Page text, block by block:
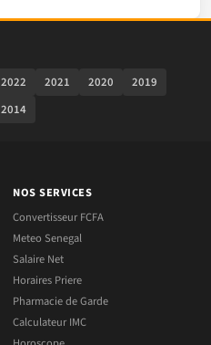
2022 2021 2020
2019
2014
NOS SERVICES
Convertisseur FCFA
Meteo Senegal
Salaire Net
Horaires Priere
Pharmacie de Garde
Calculateur IMC